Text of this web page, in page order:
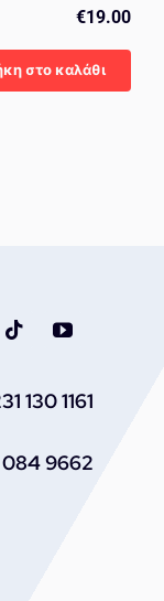
€19.00
στο καλάθι
130 1161
9662